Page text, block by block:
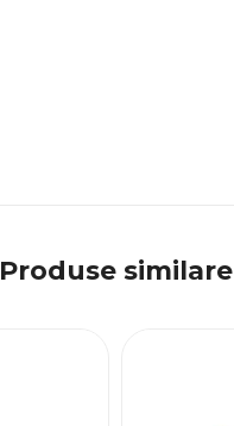
Produse similare